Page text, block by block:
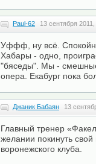
Paul-62 13 сентября
Уффф, ну всё.
Хабары - одно,
"бяседы". Мы -
опера. Екабург пока
Джаник Бабаян 13
Главный тренер
желании покинуть
воронежского клуба.